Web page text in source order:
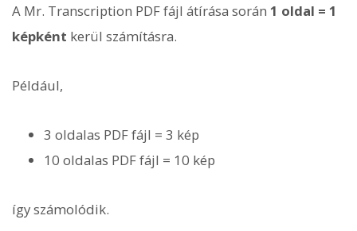
A Mr. Transcription PDF fájl átírása során 1 oldal = 1
képként kerül számításra.
Például,
3 oldalas PDF fájl = 3 kép
10 oldalas PDF fájl = 10 kép
így számolódik.